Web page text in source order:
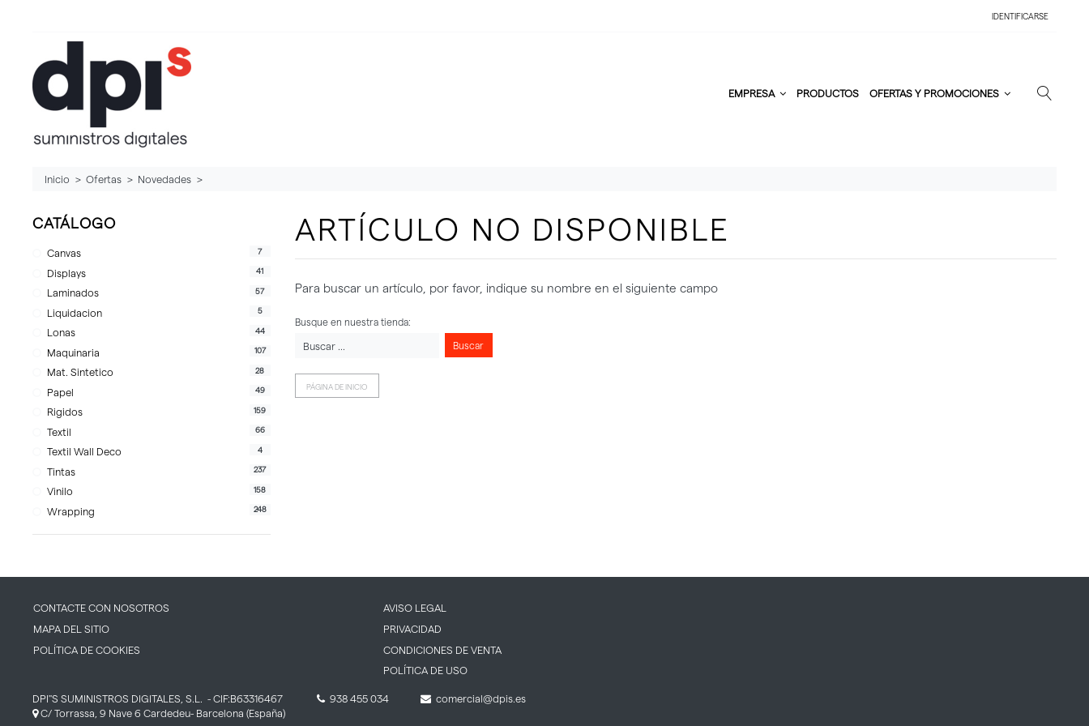
IDENTIFICARSE
EMPRESA PRODUCTOS OFERTAS Y PROMOCIONES
Inicio Ofertas Novedades
CATÁLOGO
Canvas 7
Displays 41
Laminados 57
Liquidacion 5
Lonas 44
Maquinaria 107
Mat. Sintetico 28
Papel 49
Rigidos 159
Textil 66
Textil Wall Deco 4
Tintas 237
Vinilo 158
Wrapping 248
ARTÍCULO NO DISPONIBLE
Para buscar un artículo, por favor, indique su nombre en el siguiente campo
Busque en nuestra tienda:
Buscar
PÁGINA DE INICIO
CONTACTE CON NOSOTROS
MAPA DEL SITIO
POLÍTICA DE COOKIES
AVISO LEGAL
PRIVACIDAD
CONDICIONES DE VENTA
POLÍTICA DE USO
DPI''S SUMINISTROS DIGITALES, S.L. - CIF:B63316467
C/ Torrassa, 9 Nave 6 Cardedeu- Barcelona (España)
938 455 034 comercial@dpis.es